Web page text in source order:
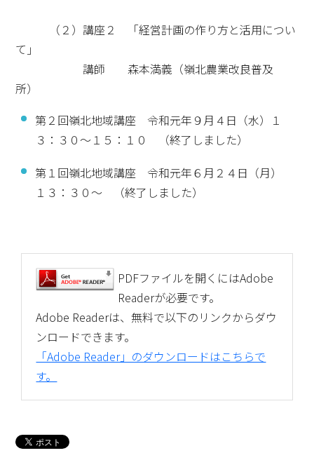
（２）講座２ 「経営計画の作り方と活用につい
て」
講師 森本満義（嶺北農業改良普及
所）
第２回嶺北地域講座 令和元年９月４日（水）１
３：３０～１５：１０ （終了しました）
第１回嶺北地域講座 令和元年６月２４日（月）
１３：３０～ （終了しました）
PDFファイルを開くにはAdobe
Readerが必要です。
Adobe Readerは、無料で以下のリンクからダウ
ンロードできます。
「Adobe Reader」のダウンロードはこちらで
す。